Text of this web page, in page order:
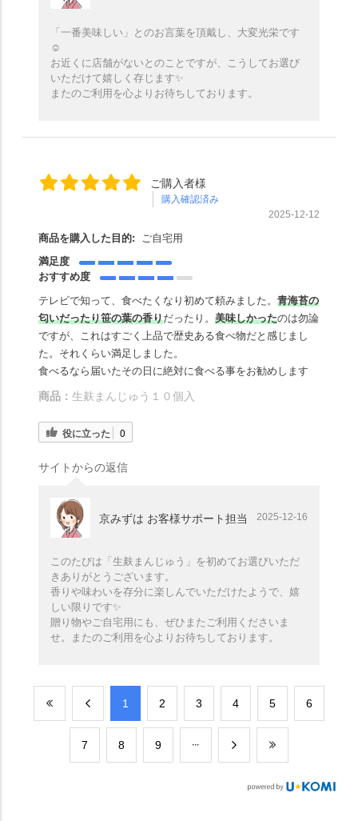
「一番美味しい」とのお言葉を頂戴し、大変光栄です
☺️
お近くに店舗がないとのことですが、こうしてお選び
いただけて嬉しく存じます✨️
またのご利用を心よりお待ちしております。
ご購入者様
購入確認済み
2025-12-12
商品を購入した目的:
ご自宅用
満足度
おすすめ度
テレビで知って、食べたくなり初めて頼みました。 青海苔の
匂いだったり笹の葉の香りだったり。 美味しかったのは勿論
ですが、これはすごく上品で歴史ある食べ物だと感じまし
た。それくらい満足しました。
食べるなら届いたその日に絶対に食べる事をお勧めします
商品： 生麸まんじゅう１０個入
役に立った 0
サイトからの返信
京みずは お客様サポート担当 2025-12-16
このたびは「生麸まんじゅう」を初めてお選びいただ
きありがとうございます。
香りや味わいを存分に楽しんでいただけたようで、嬉
しい限りです✨️
贈り物やご自宅用にも、ぜひまたご利用くださいま
せ。またのご利用を心よりお待ちしております。
​1 ​2 ​3 ​4 ​5 ​6
​7 ​8 ​9